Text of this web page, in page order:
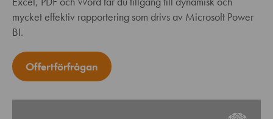
mycket effektiv rapportering som drivs av Microsoft Power
BI.
Offertförfrågan